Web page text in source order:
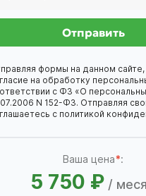
Отправить
формы на данном
на обработку
с ФЗ «О
N 152-ФЗ. Отправляя
с политикой
Ваша цена*:
5 750 ₽ /